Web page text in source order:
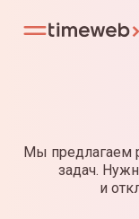
Мы предлагаем
задач.
и